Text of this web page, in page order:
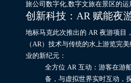
旅公司数字化,数字文旅在景区的运
创新科技：AR 赋能夜
地标马克此次推出的 AR 夜游项目
（AR）技术与传统的水上游览完
业的新纪元：
全方位 AR 互动：游客在游
备，与虚拟世界实时互动，